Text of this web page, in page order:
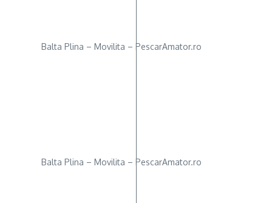
Balta Plina – Movilita – PescarAmator.ro
Balta Plina – Movilita – PescarAmator.ro